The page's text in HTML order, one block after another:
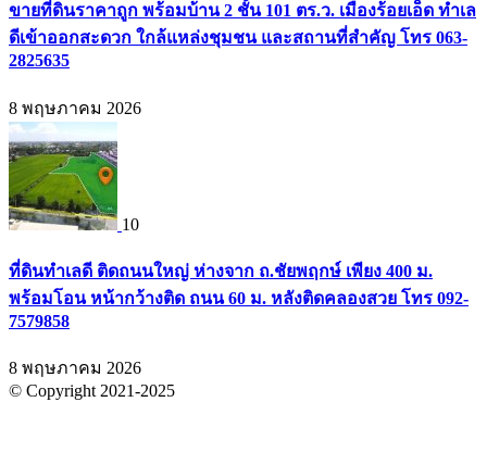
ขายที่ดินราคาถูก พร้อมบ้าน 2 ชั้น 101 ตร.ว. เมืองร้อยเอ็ด ทำเล
ดีเข้าออกสะดวก ใกล้แหล่งชุมชน และสถานที่สำคัญ โทร 063-
2825635
8 พฤษภาคม 2026
10
ที่ดินทำเลดี ติดถนนใหญ่ ห่างจาก ถ.ชัยพฤกษ์ เพียง 400 ม.
พร้อมโอน หน้ากว้างติด ถนน 60 ม. หลังติดคลองสวย โทร 092-
7579858
8 พฤษภาคม 2026
© Copyright 2021-2025